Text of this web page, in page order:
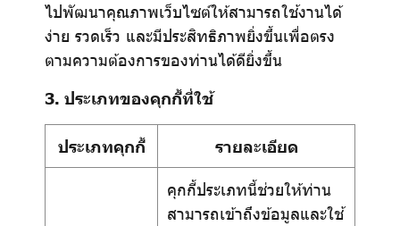
ไปพัฒนาคุณภาพเว็บไซต์ให้สามารถใช้งานได้
ง่าย รวดเร็ว และมีประสิทธิภาพยิ่งขึ้นเพื่อตรง
ตามความต้องการของท่านได้ดียิ่งขึ้น
3. ประเภทของคุกกี้ที่ใช้
ประเภทคุกกี้ รายละเอียด
คุกกี้ประเภทนี้ช่วยให้ท่าน
สามารถเข้าถึงข้อมูลและใช้